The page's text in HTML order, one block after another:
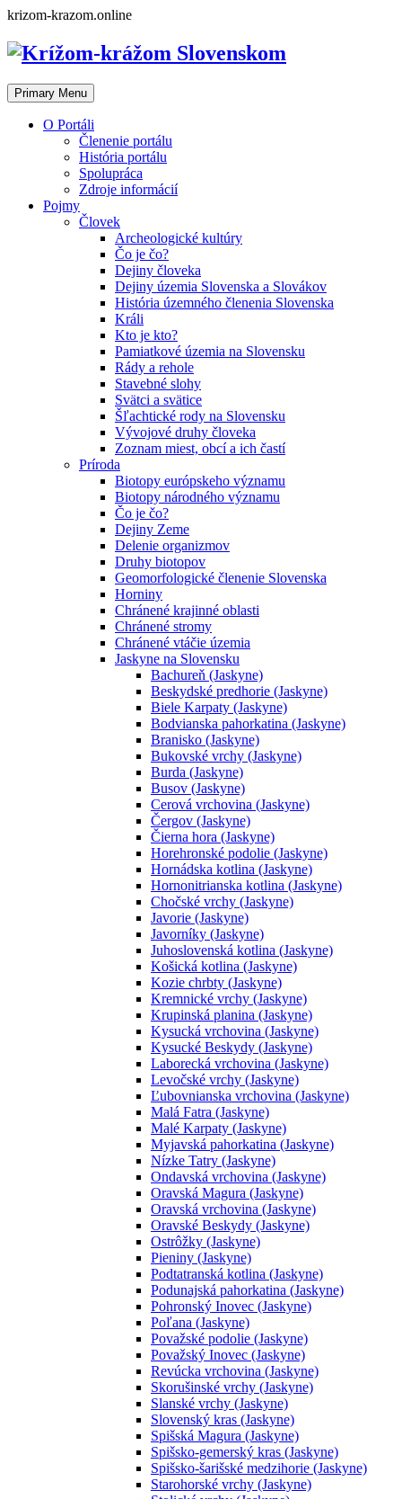
Skip
content
krizom-krazom.online
Primary Menu
O Portáli
Členenie portálu
História portálu
Spolupráca
Zdroje informácií
Pojmy
Človek
Archeologické kultúry
Čo je čo?
Dejiny človeka
Dejiny územia Slovenska a Slovákov
História územného členenia Slovenska
Králi
Kto je kto?
Pamiatkové územia na Slovensku
Rády a rehole
Stavebné slohy
Svätci a svätice
Šľachtické rody na Slovensku
Vývojové druhy človeka
Zoznam miest, obcí a ich častí
Príroda
Biotopy európskeho významu
Biotopy národného významu
Čo je čo?
Dejiny Zeme
Delenie organizmov
Druhy biotopov
Geomorfologické členenie Slovenska
Horniny
Chránené krajinné oblasti
Chránené stromy
Chránené vtáčie územia
Jaskyne na Slovensku
Bachureň (Jaskyne)
Beskydské predhorie (Jaskyne)
Biele Karpaty (Jaskyne)
Bodvianska pahorkatina (Jaskyne)
Branisko (Jaskyne)
Bukovské vrchy (Jaskyne)
Burda (Jaskyne)
Busov (Jaskyne)
Cerová vrchovina (Jaskyne)
Čergov (Jaskyne)
Čierna hora (Jaskyne)
Horehronské podolie (Jaskyne)
Hornádska kotlina (Jaskyne)
Hornonitrianska kotlina (Jaskyne)
Chočské vrchy (Jaskyne)
Javorie (Jaskyne)
Javorníky (Jaskyne)
Juhoslovenská kotlina (Jaskyne)
Košická kotlina (Jaskyne)
Kozie chrbty (Jaskyne)
Kremnické vrchy (Jaskyne)
Krupinská planina (Jaskyne)
Kysucká vrchovina (Jaskyne)
Kysucké Beskydy (Jaskyne)
Laborecká vrchovina (Jaskyne)
Levočské vrchy (Jaskyne)
Ľubovnianska vrchovina (Jaskyne)
Malá Fatra (Jaskyne)
Malé Karpaty (Jaskyne)
Myjavská pahorkatina (Jaskyne)
Nízke Tatry (Jaskyne)
Ondavská vrchovina (Jaskyne)
Oravská Magura (Jaskyne)
Oravská vrchovina (Jaskyne)
Oravské Beskydy (Jaskyne)
Ostrôžky (Jaskyne)
Pieniny (Jaskyne)
Podtatranská kotlina (Jaskyne)
Podunajská pahorkatina (Jaskyne)
Pohronský Inovec (Jaskyne)
Poľana (Jaskyne)
Považské podolie (Jaskyne)
Považský Inovec (Jaskyne)
Revúcka vrchovina (Jaskyne)
Skorušinské vrchy (Jaskyne)
Slanské vrchy (Jaskyne)
Slovenský kras (Jaskyne)
Spišská Magura (Jaskyne)
Spišsko-gemerský kras (Jaskyne)
Spišsko-šarišské medzihorie (Jaskyne)
Starohorské vrchy (Jaskyne)